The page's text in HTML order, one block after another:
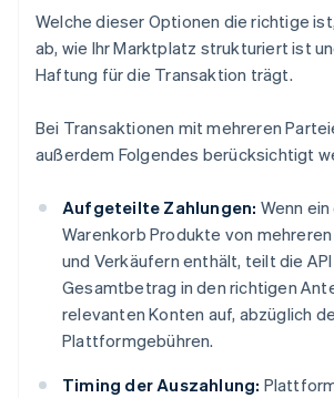
Welche dieser Optionen die richtige
ab, wie Ihr Marktplatz strukturiert ist
Haftung für die Transaktion trägt.
Bei Transaktionen mit mehreren
außerdem Folgendes berücksichtigt
Aufgeteilte Zahlungen: Wenn
Warenkorb Produkte von
und Verkäufern enthält, teilt die
Gesamtbetrag in den richtigen
relevanten Konten auf, abzüglich
Plattformgebühren.
Timing der Auszahlung: